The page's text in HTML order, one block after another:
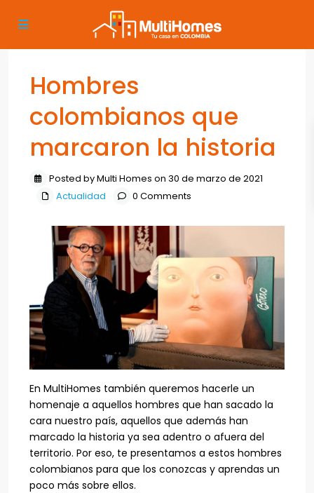
Hombres
colombianos que
marcaron la historia
Posted by Multi Homes on 30 de marzo de 2021
Actualidad
0 Comments
En MultiHomes también queremos hacerle un
homenaje a aquellos hombres que han sacado la
cara nuestro país, aquellos que además han
marcado la historia ya sea adentro o afuera del
territorio. Por eso, te presentamos a estos hombres
colombianos para que los conozcas y aprendas un
poco más sobre ellos.